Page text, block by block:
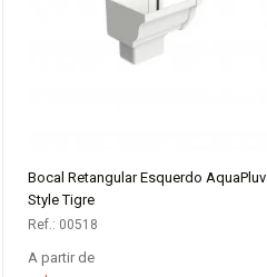
COMPRAR
Bocal Retangular Esquerdo AquaPluv
Style Tigre
Ref.: 00518
A partir de